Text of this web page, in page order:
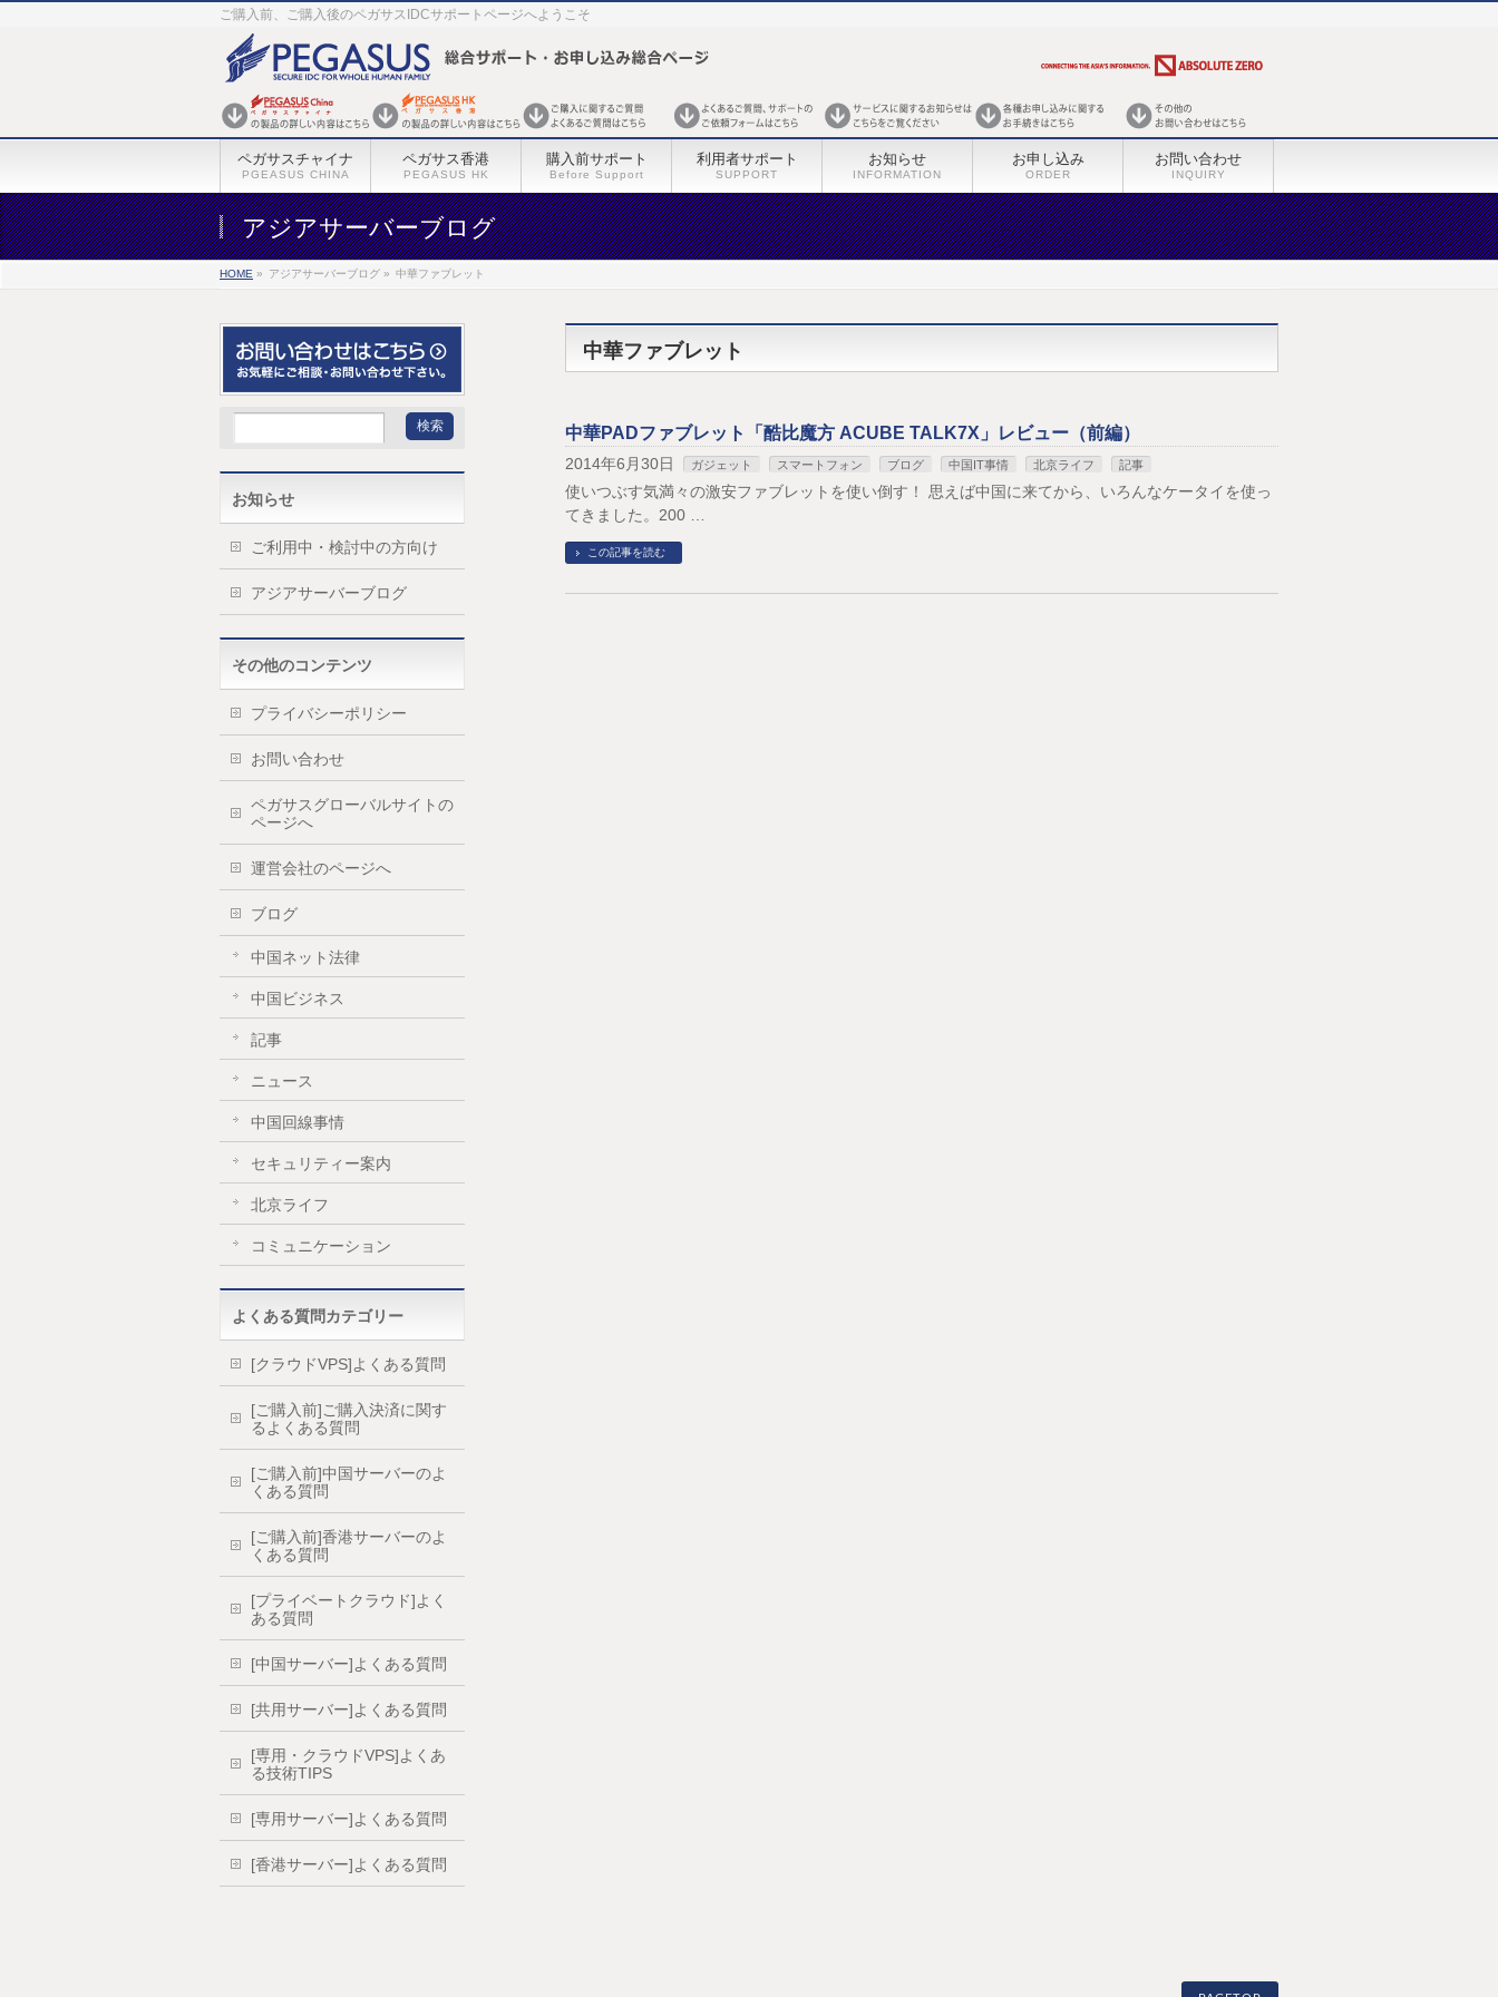
ご購入前、ご購入後のペガサスIDCサポートページへようこそ
ペガサスチャイナ
PGEASUS CHINA
ペガサス香港
PEGASUS HK
購入前サポート
Before Support
利用者サポート
SUPPORT
お知らせ
INFORMATION
お申し込み
ORDER
お問い合わせ
INQUIRY
アジアサーバーブログ
HOME » アジアサーバーブログ » 中華ファブレット
中華ファブレット
中華PADファブレット「酷比魔方 ACUBE TALK7X」レビュー（前編）
2014年6月30日 ガジェット スマートフォン ブログ 中国IT事情 北京ライフ 記事
使いつぶす気満々の激安ファブレットを使い倒す！ 思えば中国に来てから、いろんなケータイを使っ
てきました。200 …
この記事を読む
お知らせ
ご利用中・検討中の方向け
アジアサーバーブログ
その他のコンテンツ
プライバシーポリシー
お問い合わせ
ペガサスグローバルサイトの
ページへ
運営会社のページへ
ブログ
中国ネット法律
中国ビジネス
記事
ニュース
中国回線事情
セキュリティー案内
北京ライフ
コミュニケーション
よくある質問カテゴリー
[クラウドVPS]よくある質問
[ご購入前]ご購入決済に関す
るよくある質問
[ご購入前]中国サーバーのよ
くある質問
[ご購入前]香港サーバーのよ
くある質問
[プライベートクラウド]よく
ある質問
[中国サーバー]よくある質問
[共用サーバー]よくある質問
[専用・クラウドVPS]よくあ
る技術TIPS
[専用サーバー]よくある質問
[香港サーバー]よくある質問